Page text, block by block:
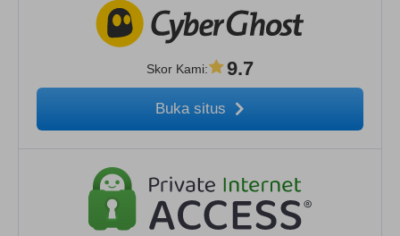
Skor Kami: 9.7
Buka situs